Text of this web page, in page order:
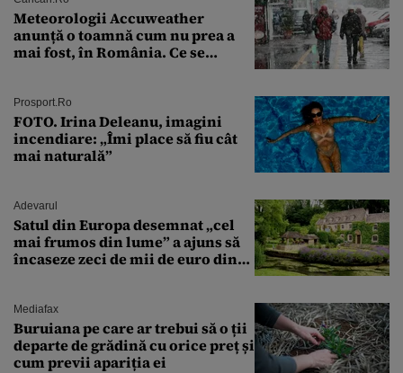
Meteorologii Accuweather
anunță o toamnă cum nu prea a
mai fost, în România. Ce se
București. Pe ce dată ninge
Prosport.ro
FOTO. Irina Deleanu, imagini
incendiare: „Îmi place să fiu cât
mai naturală”
Adevarul
Satul din Europa desemnat „cel
mai frumos din lume” a ajuns să
încaseze zeci de mii de euro din
Mediafax
Buruiana pe care ar trebui să o ții
departe de grădină cu orice preț și
cum previi apariția ei